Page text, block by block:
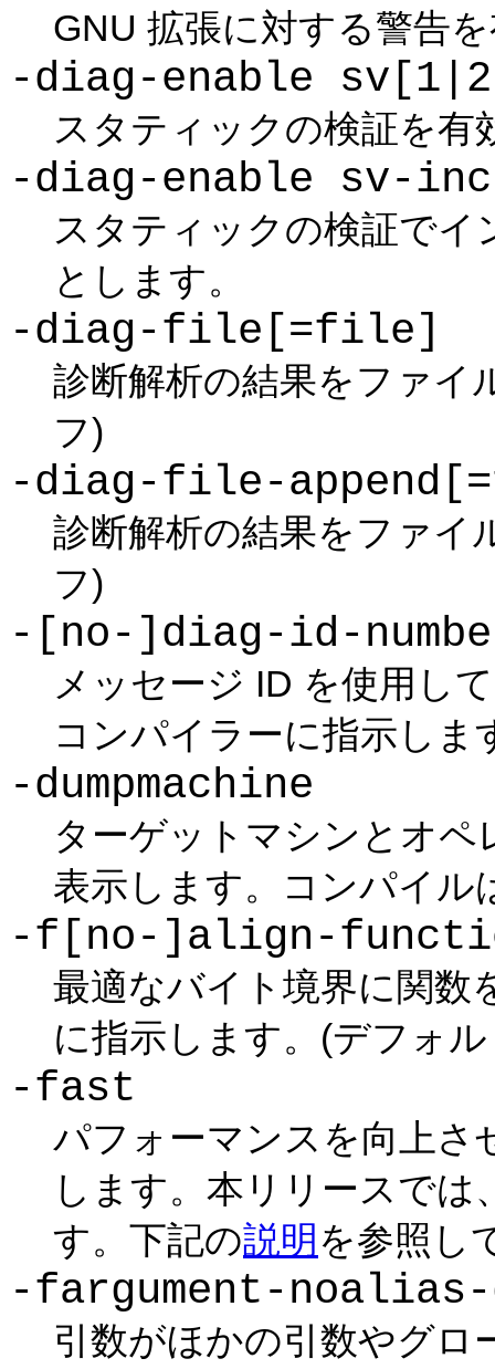
GNU 拡張に対する警告
-diag-enable
スタティックの検証を有
-diag-enable sv-
スタティックの検証で
とします。
-diag-file[=file]
診断解析の結果をファイ
フ)
-diag-file-
診断解析の結果をファイ
フ)
-[no-]diag-id-
メッセージ ID を使用し
コンパイラーに指示しま
-dumpmachine
ターゲットマシンとオ
表示します。コンパイル
-f[no-]align-
最適なバイト境界に関数
に指示します。(デフォ
-fast
パフォーマンスを向上さ
します。本リリースで
す。下記の説明 を参照し
-fargument-
引数がほかの引数やグロ